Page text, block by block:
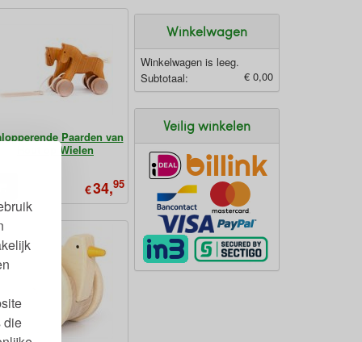
die
Paarden van
Hout op Wielen
€34,95
Winkelwagen
Winkelwagen is leeg.
Subtotaal:
€ 0,00
Veilig winkelen